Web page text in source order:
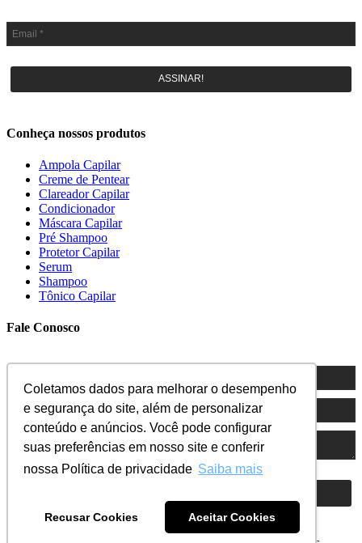
Coletamos dados para melhorar o desempenho
e segurança do site, além de personalizar
conteúdo e anúncios. Você pode configurar
suas preferências em nosso site e conferir
nossa Política de privacidade Saiba mais
Recusar Cookies Aceitar Cookies
ASSINAR!
Conheça nossos produtos
Ampola Capilar
Creme de Pentear
Clareador Capilar
Condicionador
Máscara Capilar
Pré Shampoo
Protetor Capilar
Serum
Shampoo
Tônico Capilar
Fale Conosco